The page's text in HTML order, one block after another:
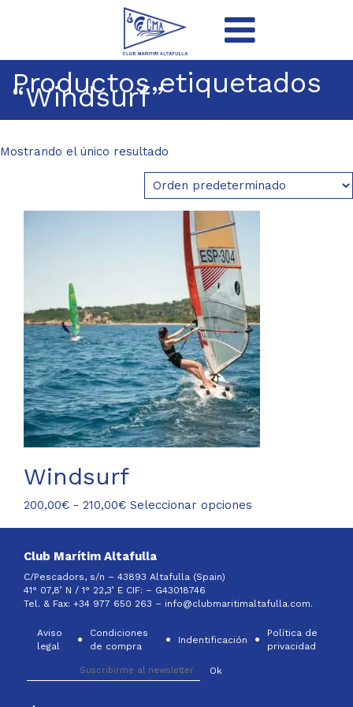
Productos etiquetados
“Windsurf”
Mostrando el único resultado
Windsurf
200,00€ - 210,00€Rango
desde
200,00€
hasta
210,00€
Seleccionar opciones
opciones
pueden
elegir
Club Marítim Altafulla
C/Pescadors, s/n – 43893 Altafulla (Spain)
41° 07,8’ N / 1° 22,3’ E CIF: – G43018746
Tel. & Fax: +34 977 650 263 – info@clubmaritimaltafulla.com.
Aviso
legal
Condiciones
de compra
Indentificación
Política de
privacidad